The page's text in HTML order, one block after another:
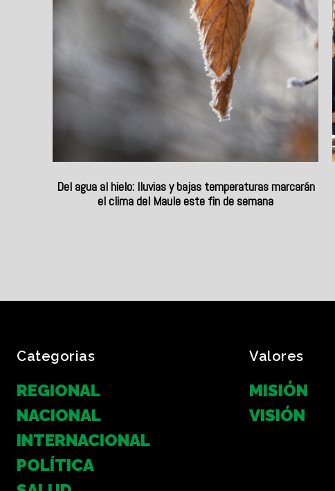
Del agua al hielo: lluvias y bajas temperaturas marcarán
el clima del Maule este fin de semana
Categorias
REGIONAL
NACIONAL
INTERNACIONAL
POLÍTICA
Valores
MISIÓN
VISIÓN